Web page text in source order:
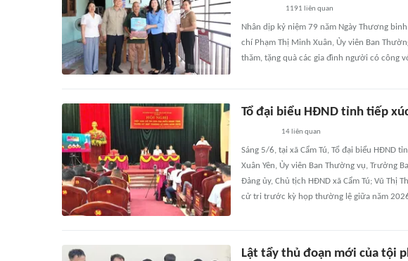
1191 liên quan
Nhân dịp kỷ niệm 79 năm Ngày Thương
chí Phạm Thị Minh Xuân, Ủy viên Ban
thăm, tặng quà các gia đình người có công
Tổ đại biểu HĐND tỉnh tiếp
14 liên quan
Sáng 5/6, tại xã Cẩm Tú, Tổ đại biểu HĐND
Xuân Yên, Ủy viên Ban Thường vụ, Trưởng
Đảng ủy, Chủ tịch HĐND xã Cẩm Tú; Vũ Thị
cử tri trước kỳ họp thường lệ giữa năm
Lật tẩy thủ đoạn mới của tội